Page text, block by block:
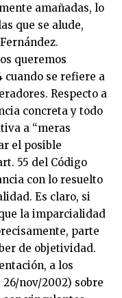
amañadas, lo
que se alude,
queremos
cuando se refiere a
Respecto a
concreta y todo
a “meras
el posible
55 del Código
con lo resuelto
Es claro, si
la imparcialidad
parte
de objetividad.
a los
nov/2002) sobre